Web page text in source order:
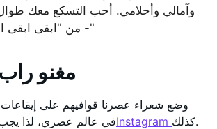
وآمالي وأحلامي. أحب التسكع معك
- من "ابقى ابقى ابقى ابقى"
مغنو
وضع شعراء عصرنا قوافيهم على
في عالم عصري، لذاتعليقاتناInstagram كذلك.